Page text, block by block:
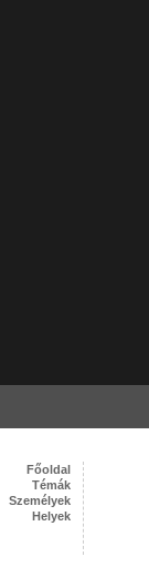
Főoldal
Témák
Személyek
Helyek